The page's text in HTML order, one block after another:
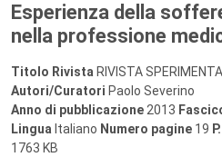
Esperienza della
nella professione
Titolo Rivista RIVISTA
Autori/Curatori Paolo Severino
Anno di pubblicazione 2013
Lingua Italiano Numero pagine 19 P.
1763 KB